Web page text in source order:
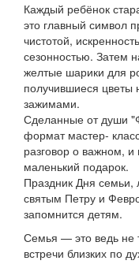
Каждый ребёнок
это главный символ
чистотой,
сезонностью. Затем
желтые шарики для
получившиеся цветы
зажимами.
Сделанные от души
формат мастер-
разговор о важном, и
маленький подарок.
Праздник Дня
святым Петру и
запомнится детям.
Семья — это ведь не
встречи близких по